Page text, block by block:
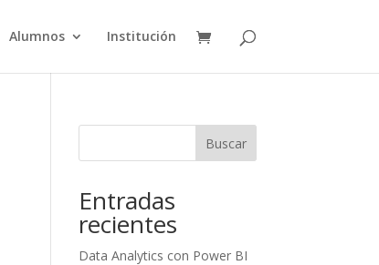
Alumnos Institución
Buscar
Entradas
recientes
Data Analytics con Power BI